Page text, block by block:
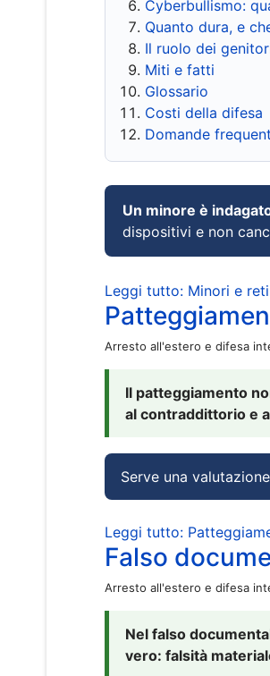
Cyberbullismo:
Quanto dura, e
Il ruolo dei
Miti e fatti
Glossario
Costi della difesa
Domande
Un minore è
dispositivi e non
Leggi tutto: Minori e
Arresto all'estero e difesa
Il patteggiamento
al contraddittorio e
Serve una
Leggi tutto:
Falso
Arresto all'estero e difesa
Nel falso
vero: falsità